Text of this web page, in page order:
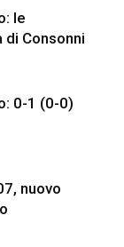
le
di Consonni
0-1 (0-0)
nuovo